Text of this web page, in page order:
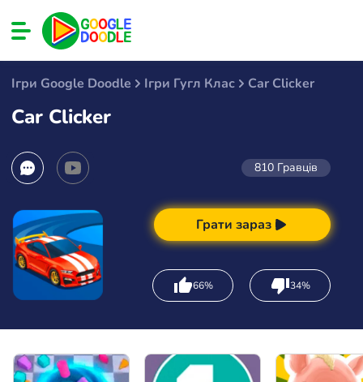
Ігри Google Doodle Ігри Гугл Клас Car Clicker
Car Clicker
810 Гравців
Грати зараз
66% 34%